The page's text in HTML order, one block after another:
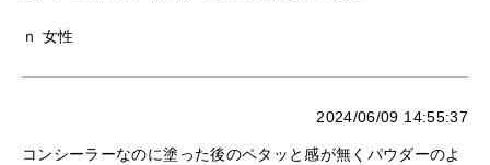
ｎ 女性
2024/06/09 14:55:37
コンシーラーなのに塗った後のペタッと感が無くパウダーのよ